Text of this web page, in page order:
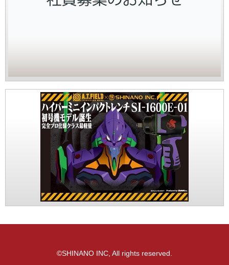
©SHINANO INC, All rights reserved.